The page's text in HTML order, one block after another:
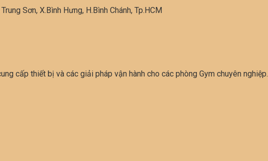
Sơn, X.Bình Hưng, H.Bình Chánh, Tp.HCM
cấp thiết bị và các giải pháp vận hành cho các phòng Gym chuyên nghiệp.